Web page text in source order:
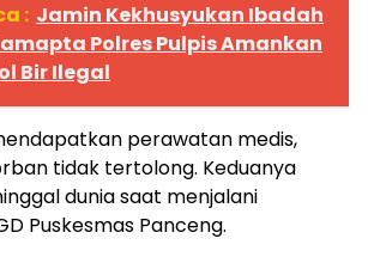
: Jamin Kekhusyukan Ibadah
Polres Pulpis Amankan
Bir Ilegal
perawatan medis,
tidak tertolong. Keduanya
dunia saat menjalani
Puskesmas Panceng.